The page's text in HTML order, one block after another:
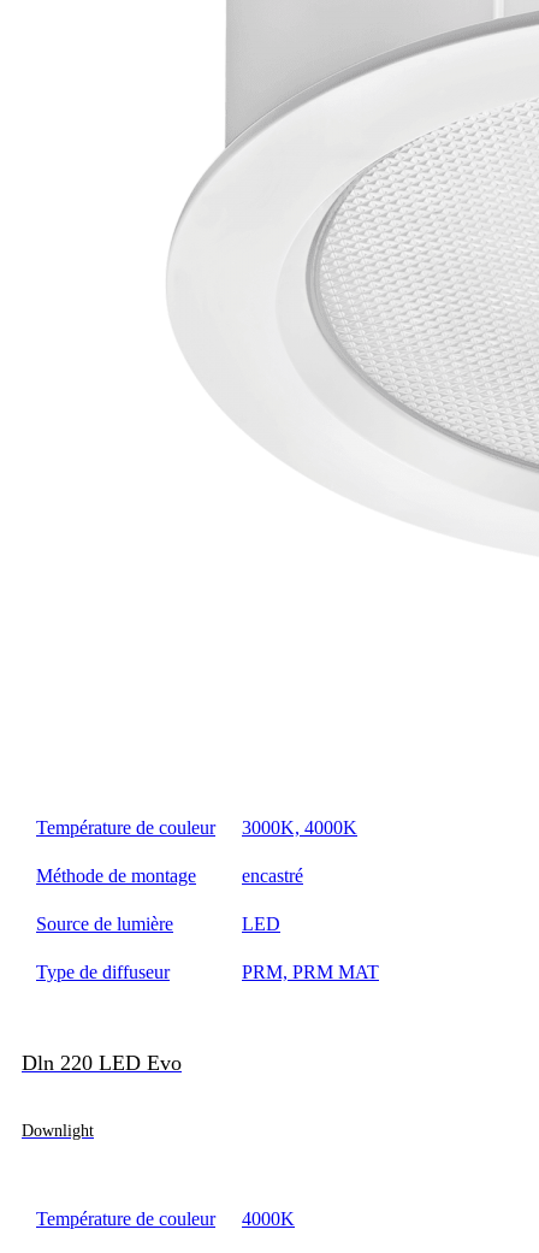
Température de couleur 3000K, 4000K
Méthode de montage encastré
Source de lumière LED
Type de diffuseur PRM, PRM MAT
Dln 220 LED Evo
Downlight
Température de couleur 4000K